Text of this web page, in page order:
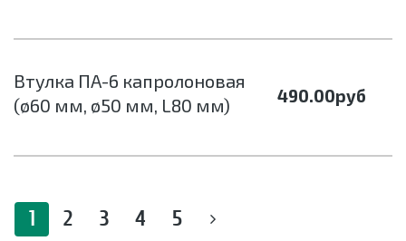
Втулка ПА-6 капролоновая
(ø60 мм, ø50 мм, L80 мм)
490.00руб
1 2 3 4 5